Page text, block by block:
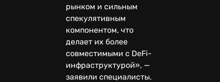
рынком и сильным
спекулятивным
компонентом, что
делает их более
совместимыми с DeFi-
инфраструктурой», —
заявили специалисты.